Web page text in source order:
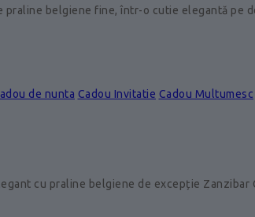
praline belgiene fine, într-o cutie elegantă pe
de nunta Cadou Invitatie Cadou Multumesc
cu praline belgiene de excepție